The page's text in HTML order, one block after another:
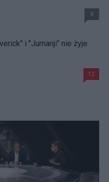
8
i "Jumanji" nie żyje.
12